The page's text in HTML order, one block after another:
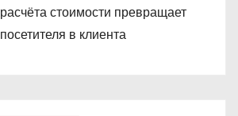
расчёта стоимости превращает
посетителя в клиента